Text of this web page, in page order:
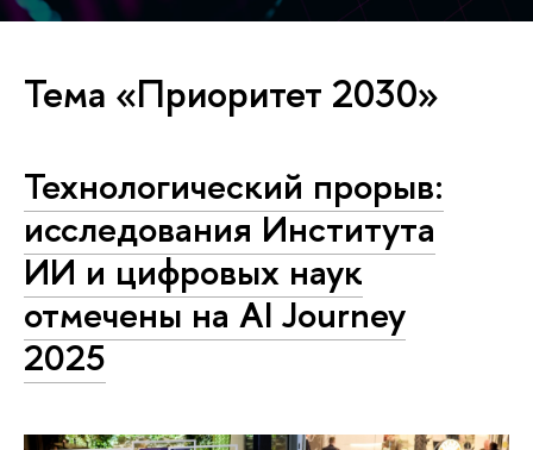
Тема «Приоритет 2030»
Технологический прорыв:
исследования Института
ИИ и цифровых наук
отмечены на AI Journey
2025